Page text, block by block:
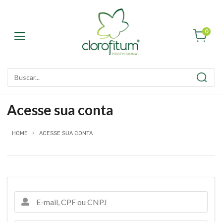
0
Acesse sua conta
HOME ACESSE SUA CONTA